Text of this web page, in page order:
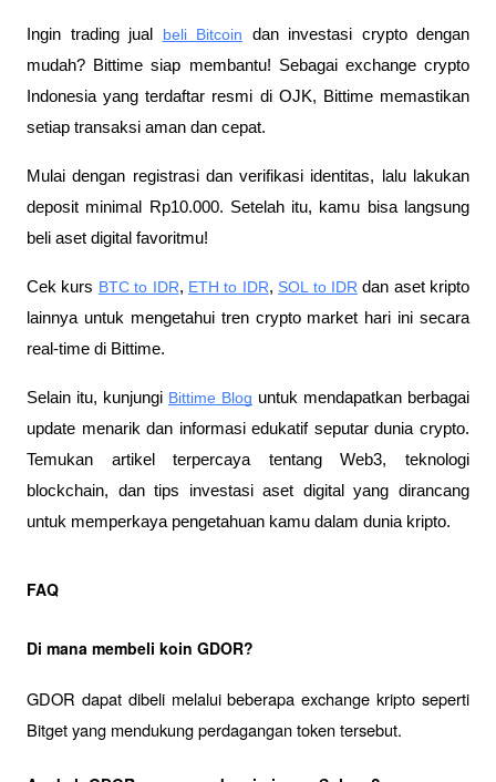
Ingin trading jual beli Bitcoin dan investasi crypto dengan
mudah? Bittime siap membantu! Sebagai exchange crypto
Indonesia yang terdaftar resmi di OJK, Bittime memastikan
setiap transaksi aman dan cepat.
Mulai dengan registrasi dan verifikasi identitas, lalu lakukan
deposit minimal Rp10.000. Setelah itu, kamu bisa langsung
beli aset digital favoritmu!
Cek kurs BTC to IDR, ETH to IDR, SOL to IDR dan aset kripto
lainnya untuk mengetahui tren crypto market hari ini secara
real-time di Bittime.
Selain itu, kunjungi Bittime Blog untuk mendapatkan berbagai
update menarik dan informasi edukatif seputar dunia crypto.
Temukan artikel terpercaya tentang Web3, teknologi
blockchain, dan tips investasi aset digital yang dirancang
untuk memperkaya pengetahuan kamu dalam dunia kripto.
FAQ
Di mana membeli koin GDOR?
GDOR dapat dibeli melalui beberapa exchange kripto seperti
Bitget yang mendukung perdagangan token tersebut.